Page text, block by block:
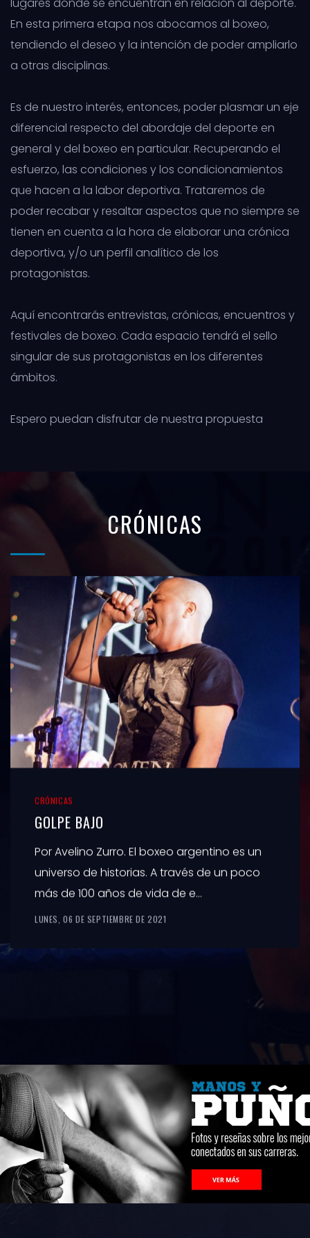
En esta primera etapa nos abocamos al boxeo,
tendiendo el deseo y la intención de poder ampliarlo
a otras disciplinas.
Es de nuestro interés, entonces, poder plasmar un eje
diferencial respecto del abordaje del deporte en
general y del boxeo en particular. Recuperando el
esfuerzo, las condiciones y los condicionamientos
que hacen a la labor deportiva. Trataremos de
poder recabar y resaltar aspectos que no siempre se
tienen en cuenta a la hora de elaborar una crónica
deportiva, y/o un perfil analítico de los
protagonistas.
Aquí encontrarás entrevistas, crónicas, encuentros y
festivales de boxeo. Cada espacio tendrá el sello
singular de sus protagonistas en los diferentes
ámbitos.
Espero puedan disfrutar de nuestra propuesta
CRÓNICAS
CRÓNICAS
GOLPE BAJO
Por Avelino Zurro. El boxeo argentino es un
universo de historias. A través de un poco
más de 100 años de vida de e...
LUNES, 06 DE SEPTIEMBRE DE 2021